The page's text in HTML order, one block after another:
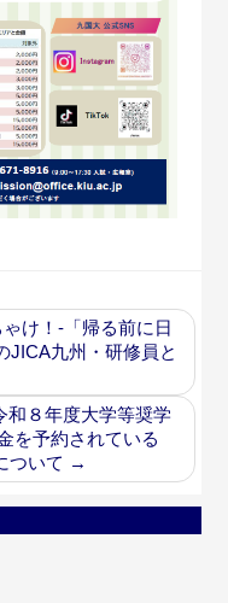
け！-「帰る前に日
JICA九州・研修員と
和８年度大学等奨学
を予約されている
ついて →